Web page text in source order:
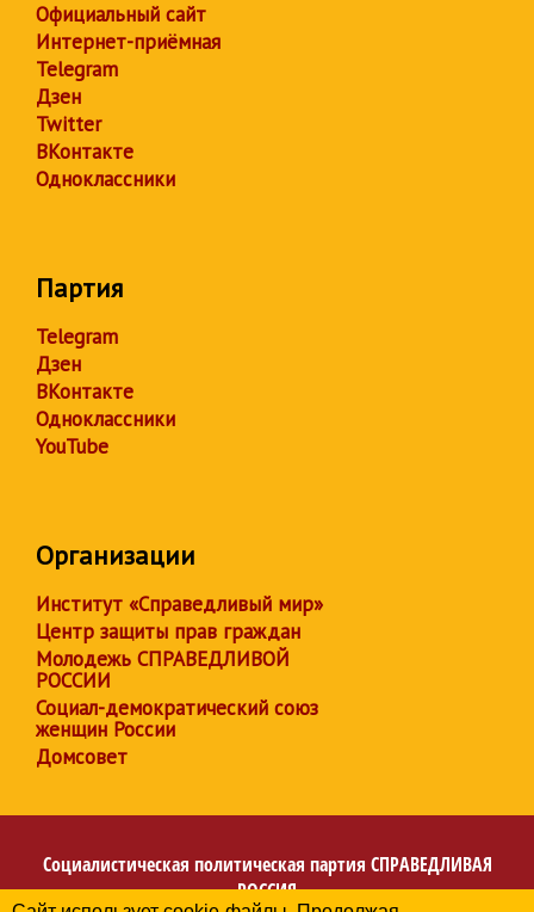
Официальный сайт
Интернет-приёмная
Telegram
Дзен
Twitter
ВКонтакте
Одноклассники
Партия
Telegram
Дзен
ВКонтакте
Одноклассники
YouTube
Организации
Институт «Справедливый мир»
Центр защиты прав граждан
Молодежь СПРАВЕДЛИВОЙ
РОССИИ
Социал-демократический союз
женщин России
Домсовет
Социалистическая политическая партия СПРАВЕДЛИВАЯ
РОССИЯ